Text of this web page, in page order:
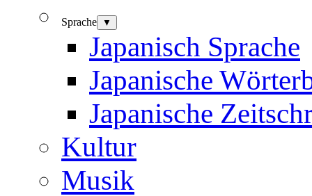
Sprache ▼
Japanisch Sprache
Japanische
Japanische
Kultur
Musik